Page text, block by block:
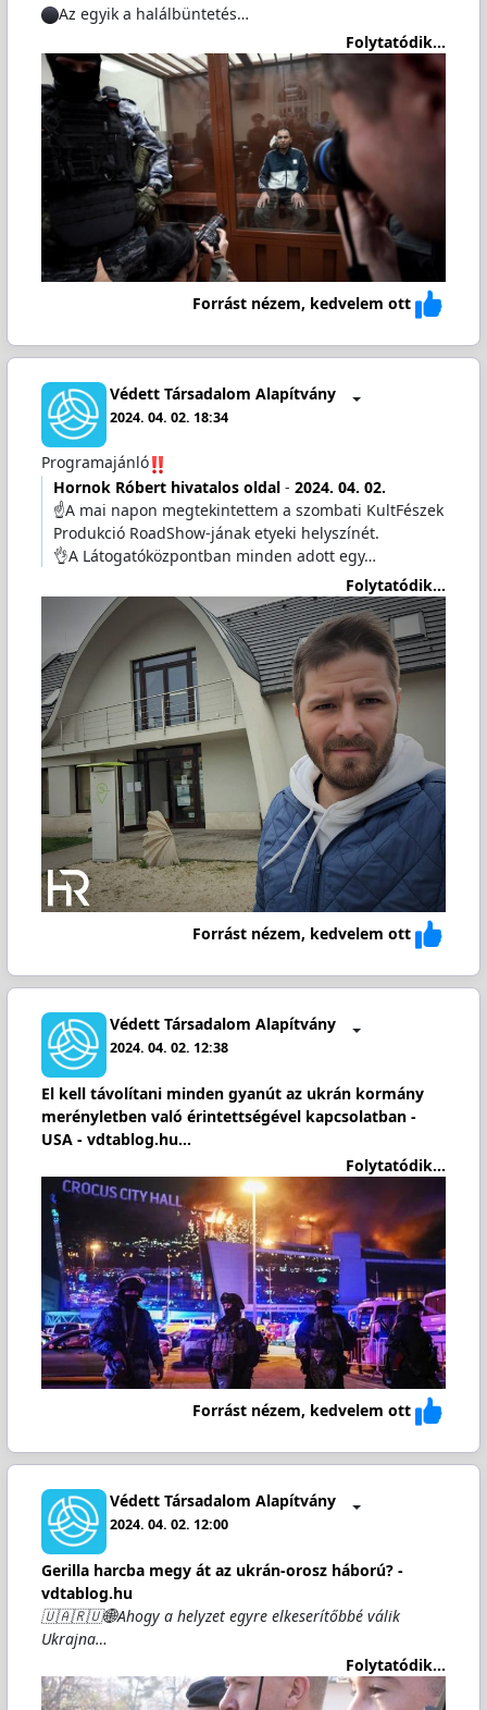
️Az egyik a halálbüntetés…
Folytatódik...
Forrást nézem, kedvelem ott
Védett Társadalom Alapítvány
2024. 04. 02. 18:34
Programajánló
Hornok Róbert hivatalos oldal- 2024. 04. 02.
☝️A mai napon megtekintettem a szombati KultFészek
Produkció RoadShow-jának etyeki helyszínét.
👌A Látogatóközpontban minden adott egy…
Folytatódik...
Forrást nézem, kedvelem ott
Védett Társadalom Alapítvány
2024. 04. 02. 12:38
El kell távolítani minden gyanút az ukrán kormány
merényletben való érintettségével kapcsolatban -
USA - vdtablog.hu…
Folytatódik...
Forrást nézem, kedvelem ott
Védett Társadalom Alapítvány
2024. 04. 02. 12:00
Gerilla harcba megy át az ukrán-orosz háború? -
vdtablog.hu
🇺🇦🇷🇺🌐Ahogy a helyzet egyre elkeserítőbbé válik
Ukrajna…
Folytatódik...